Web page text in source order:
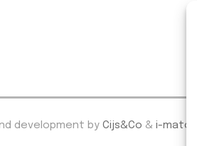
development by Cijs&Co & i-